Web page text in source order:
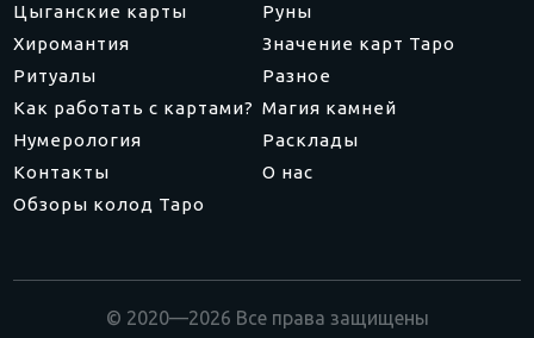
Цыганские карты
Руны
Хиромантия
Значение карт Таро
Ритуалы
Разное
Как работать с картами? Магия камней
Нумерология
Расклады
Контакты
О нас
Обзоры колод Таро
© 2020—2026 Все права защищены